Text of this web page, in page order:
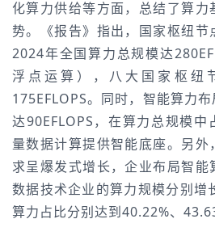
化算力供给等方面，总结了算
势。《报告》指出，国家枢纽节
2024年全国算力总规模达
浮点运算），八大国家枢纽
175EFLOPS。同时，智能算力
达90EFLOPS，在算力总规模
量数据计算提供智能底座。另外
求呈爆发式增长，企业布局智能
数据技术企业的算力规模分别增
算力占比分别达到40.22%、